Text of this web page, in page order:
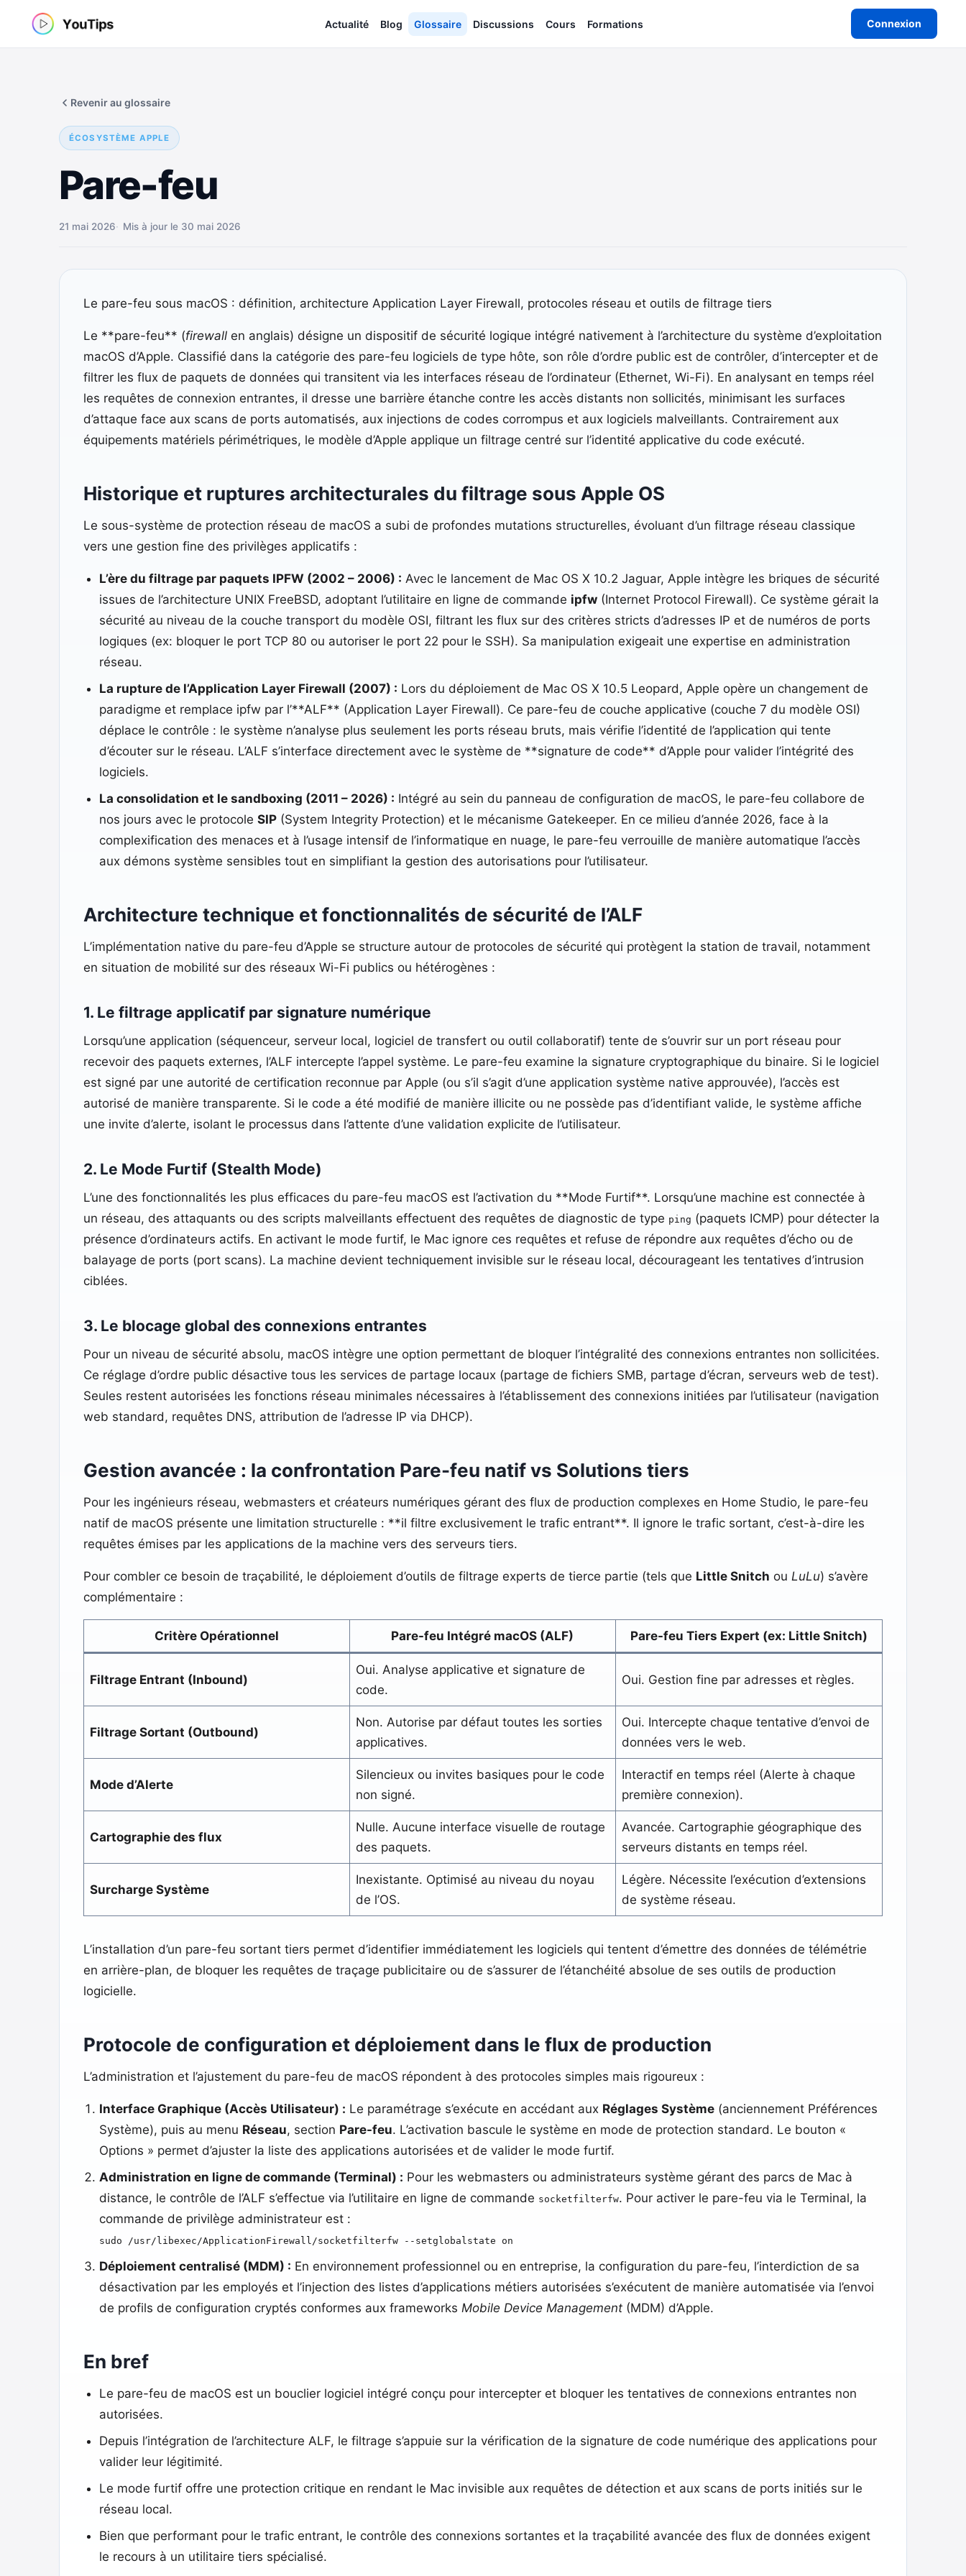
Actualité Blog Glossaire Discussions Cours Formations Connexion
ÉCOSYSTÈME APPLE
Pare-feu
Revenir au glossaire
21 mai 2026 Mis à jour le 30 mai 2026
Le pare-feu sous macOS : définition, architecture Application Layer Firewall, protocoles réseau et outils de filtrage tiers
Le **pare-feu** (firewallen anglais) désigne un dispositif de sécurité logique intégré nativement à l’architecture du système d’exploitation
macOS d’Apple. Classifié dans la catégorie des pare-feu logiciels de type hôte, son rôle d’ordre public est de contrôler, d’intercepter et de
filtrer les flux de paquets de données qui transitent via les interfaces réseau de l’ordinateur (Ethernet, Wi-Fi). En analysant en temps réel
les requêtes de connexion entrantes, il dresse une barrière étanche contre les accès distants non sollicités, minimisant les surfaces
d’attaque face aux scans de ports automatisés, aux injections de codes corrompus et aux logiciels malveillants. Contrairement aux
équipements matériels périmétriques, le modèle d’Apple applique un filtrage centré sur l’identité applicative du code exécuté.
Historique et ruptures architecturales du filtrage sous Apple OS
Le sous-système de protection réseau de macOS a subi de profondes mutations structurelles, évoluant d’un filtrage réseau classique
vers une gestion fine des privilèges applicatifs :
L’ère du filtrage par paquets IPFW (2002 – 2006) : Avec le lancement de Mac OS X 10.2 Jaguar, Apple intègre les briques de sécurité
issues de l’architecture UNIX FreeBSD, adoptant l’utilitaire en ligne de commande ipfw(Internet Protocol Firewall). Ce système gérait la
sécurité au niveau de la couche transport du modèle OSI, filtrant les flux sur des critères stricts d’adresses IP et de numéros de ports
logiques (ex: bloquer le port TCP 80 ou autoriser le port 22 pour le SSH). Sa manipulation exigeait une expertise en administration
réseau.
La rupture de l’Application Layer Firewall (2007) : Lors du déploiement de Mac OS X 10.5 Leopard, Apple opère un changement de
paradigme et remplace ipfw par l’**ALF** (Application Layer Firewall). Ce pare-feu de couche applicative (couche 7 du modèle OSI)
déplace le contrôle : le système n’analyse plus seulement les ports réseau bruts, mais vérifie l’identité de l’application qui tente
d’écouter sur le réseau. L’ALF s’interface directement avec le système de **signature de code** d’Apple pour valider l’intégrité des
logiciels.
La consolidation et le sandboxing (2011 – 2026) : Intégré au sein du panneau de configuration de macOS, le pare-feu collabore de
nos jours avec le protocole SIP(System Integrity Protection) et le mécanisme Gatekeeper. En ce milieu d’année 2026, face à la
complexification des menaces et à l’usage intensif de l’informatique en nuage, le pare-feu verrouille de manière automatique l’accès
aux démons système sensibles tout en simplifiant la gestion des autorisations pour l’utilisateur.
Architecture technique et fonctionnalités de sécurité de l’ALF
L’implémentation native du pare-feu d’Apple se structure autour de protocoles de sécurité qui protègent la station de travail, notamment
en situation de mobilité sur des réseaux Wi-Fi publics ou hétérogènes :
1. Le filtrage applicatif par signature numérique
Lorsqu’une application (séquenceur, serveur local, logiciel de transfert ou outil collaboratif) tente de s’ouvrir sur un port réseau pour
recevoir des paquets externes, l’ALF intercepte l’appel système. Le pare-feu examine la signature cryptographique du binaire. Si le logiciel
est signé par une autorité de certification reconnue par Apple (ou s’il s’agit d’une application système native approuvée), l’accès est
autorisé de manière transparente. Si le code a été modifié de manière illicite ou ne possède pas d’identifiant valide, le système affiche
une invite d’alerte, isolant le processus dans l’attente d’une validation explicite de l’utilisateur.
2. Le Mode Furtif (Stealth Mode)
L’une des fonctionnalités les plus efficaces du pare-feu macOS est l’activation du **Mode Furtif**. Lorsqu’une machine est connectée à
un réseau, des attaquants ou des scripts malveillants effectuent des requêtes de diagnostic de type ping (paquets ICMP) pour détecter la
présence d’ordinateurs actifs. En activant le mode furtif, le Mac ignore ces requêtes et refuse de répondre aux requêtes d’écho ou de
balayage de ports (port scans). La machine devient techniquement invisible sur le réseau local, décourageant les tentatives d’intrusion
ciblées.
3. Le blocage global des connexions entrantes
Pour un niveau de sécurité absolu, macOS intègre une option permettant de bloquer l’intégralité des connexions entrantes non sollicitées.
Ce réglage d’ordre public désactive tous les services de partage locaux (partage de fichiers SMB, partage d’écran, serveurs web de test).
Seules restent autorisées les fonctions réseau minimales nécessaires à l’établissement des connexions initiées par l’utilisateur (navigation
web standard, requêtes DNS, attribution de l’adresse IP via DHCP).
Gestion avancée : la confrontation Pare-feu natif vs Solutions tiers
Pour les ingénieurs réseau, webmasters et créateurs numériques gérant des flux de production complexes en Home Studio, le pare-feu
natif de macOS présente une limitation structurelle : **il filtre exclusivement le trafic entrant**. Il ignore le trafic sortant, c’est-à-dire les
requêtes émises par les applications de la machine vers des serveurs tiers.
Pour combler ce besoin de traçabilité, le déploiement d’outils de filtrage experts de tierce partie (tels que Little Snitch ou LuLu) s’avère
complémentaire :
Critère Opérationnel Pare-feu Intégré macOS (ALF) Pare-feu Tiers Expert (ex: Little Snitch)
Filtrage Entrant (Inbound)
Oui. Analyse applicative et signature de
code.
Oui. Gestion fine par adresses et règles.
Filtrage Sortant (Outbound)
Non. Autorise par défaut toutes les sorties
applicatives.
Oui. Intercepte chaque tentative d’envoi de
données vers le web.
Mode d’Alerte
Silencieux ou invites basiques pour le code
non signé.
Interactif en temps réel (Alerte à chaque
première connexion).
Cartographie des flux
Nulle. Aucune interface visuelle de routage
des paquets.
Avancée. Cartographie géographique des
serveurs distants en temps réel.
Surcharge Système
Inexistante. Optimisé au niveau du noyau
de l’OS.
Légère. Nécessite l’exécution d’extensions
de système réseau.
L’installation d’un pare-feu sortant tiers permet d’identifier immédiatement les logiciels qui tentent d’émettre des données de télémétrie
en arrière-plan, de bloquer les requêtes de traçage publicitaire ou de s’assurer de l’étanchéité absolue de ses outils de production
logicielle.
Protocole de configuration et déploiement dans le flux de production
L’administration et l’ajustement du pare-feu de macOS répondent à des protocoles simples mais rigoureux :
Interface Graphique (Accès Utilisateur) : Le paramétrage s’exécute en accédant aux Réglages Système(anciennement Préférences
Système), puis au menu Réseau, section Pare-feu. L’activation bascule le système en mode de protection standard. Le bouton «
Options » permet d’ajuster la liste des applications autorisées et de valider le mode furtif.
Administration en ligne de commande (Terminal) : Pour les webmasters ou administrateurs système gérant des parcs de Mac à
distance, le contrôle de l’ALF s’effectue via l’utilitaire en ligne de commande socketfilterfw. Pour activer le pare-feu via le Terminal, la
commande de privilège administrateur est :
sudo /usr/libexec/ApplicationFirewall/socketfilterfw --setglobalstate on
Déploiement centralisé (MDM) : En environnement professionnel ou en entreprise, la configuration du pare-feu, l’interdiction de sa
désactivation par les employés et l’injection des listes d’applications métiers autorisées s’exécutent de manière automatisée via l’envoi
de profils de configuration cryptés conformes aux frameworks Mobile Device Management(MDM) d’Apple.
En bref
Le pare-feu de macOS est un bouclier logiciel intégré conçu pour intercepter et bloquer les tentatives de connexions entrantes non
autorisées.
Depuis l’intégration de l’architecture ALF, le filtrage s’appuie sur la vérification de la signature de code numérique des applications pour
valider leur légitimité.
Le mode furtif offre une protection critique en rendant le Mac invisible aux requêtes de détection et aux scans de ports initiés sur le
réseau local.
Bien que performant pour le trafic entrant, le contrôle des connexions sortantes et la traçabilité avancée des flux de données exigent
le recours à un utilitaire tiers spécialisé.